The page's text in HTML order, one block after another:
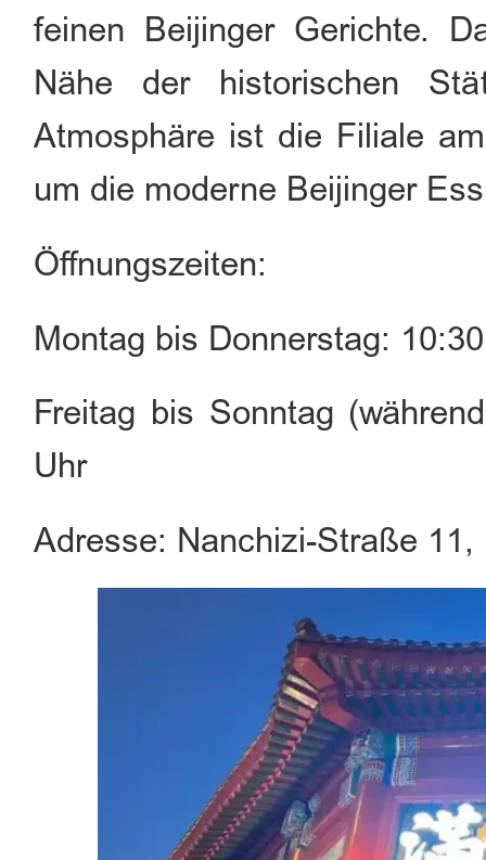
feinen Beijinger Gerichte.
Nähe der historischen
Atmosphäre ist die Filiale
um die moderne Beijinger
Öffnungszeiten:
Montag bis Donnerstag:
Freitag bis Sonntag
Uhr
Adresse: Nanchizi-Straße